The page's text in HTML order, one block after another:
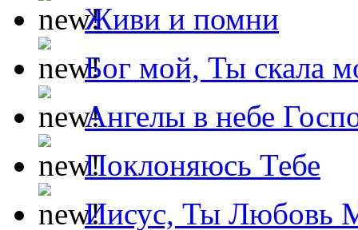
Живи и помни
Бог мой, Ты скала
Ангелы в небе
Поклоняюсь Тебе
Иисус, Ты Любовь